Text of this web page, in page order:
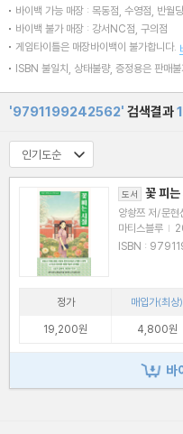
바이백 가능 매장 : 목동점, 수영점, 반월
바이백 불가 매장 : 강서NC점, 구의점
게임타이틀은 매장바이백이 불가합니다.
ISBN 불일치, 상태불량, 증정용은 판매
'9791199242562' 검색결과
도서 꽃 피는
양솽쯔 저/문현
마티스블루 |
정가 매입가(최상)
19,200원
4,800원
바